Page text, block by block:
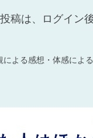
稿は、ログイン
よる感想・体感によ